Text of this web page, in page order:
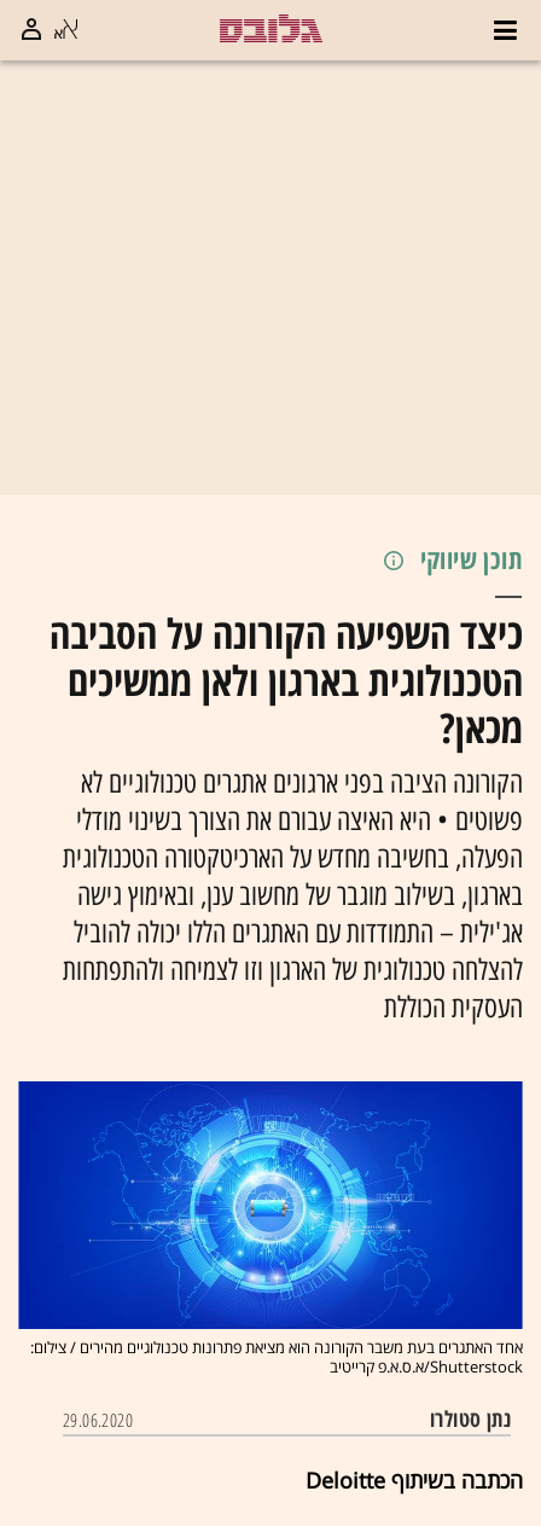
תוכן שיווקי
כיצד השפיעה הקורונה על הסביבה
הטכנולוגית בארגון ולאן ממשיכים
מכאן?
הקורונה הציבה בפני ארגונים אתגרים טכנולוגיים לא
פשוטים • היא האיצה עבורם את הצורך בשינוי מודלי
הפעלה, בחשיבה מחדש על הארכיטקטורה הטכנולוגית
בארגון, בשילוב מוגבר של מחשוב ענן, ובאימוץ גישה
אג'ילית – התמודדות עם האתגרים הללו יכולה להוביל
להצלחה טכנולוגית של הארגון וזו לצמיחה ולהתפתחות
העסקית הכוללת
אחד האתגרים בעת משבר הקורונה הוא מציאת פתרונות טכנולוגיים מהירים / צילום:
Shutterstock/א.ס.א.פ קרייטיב
נתן סטולרו 29.06.2020
הכתבה בשיתוף Deloitte